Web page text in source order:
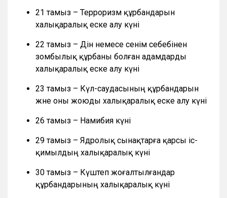
21 тамыз – Терроризм құрбандарын
халықаралық еске алу күні
22 тамыз – Дін немесе сенім себебінен
зомбылық құрбаны болған адамдарды
халықаралық еске алу күні
23 тамыз – Күл-саудасының құрбандарын
және оны жоюды халықаралық еске алу күні
26 тамыз – Намибия күні
29 тамыз – Ядролық сынақтарға қарсы іс-
қимылдың халықаралық күні
30 тамыз – Күштеп жоғалтылғандар
құрбандарының халықаралық күні